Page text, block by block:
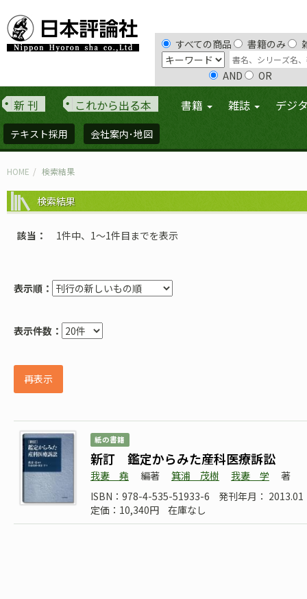
すべての商品 書籍のみ
AND OR
新 刊 これから出る本 書籍 雑誌 デジ
テキスト採用 会社案内･地図
HOME 検索結果
検索結果
該当 1件中、1〜1件目までを表示
表示順：
表示件数：
再表示
紙の書籍
新訂 鑑定からみた産科医療訴訟
我妻 堯 編著 箕浦 茂樹 我妻 学
著
ISBN：978-4-535-51933-6
発刊年月： 2013.01
定価：10,340円
在庫なし